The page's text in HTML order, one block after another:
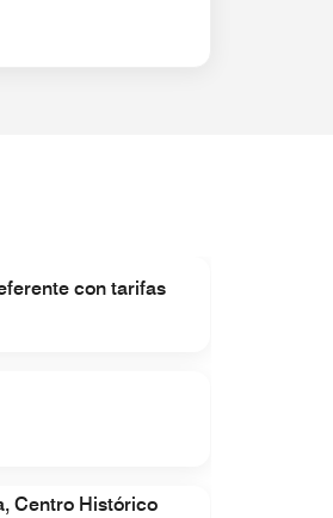
con tarifas
Centro Histórico